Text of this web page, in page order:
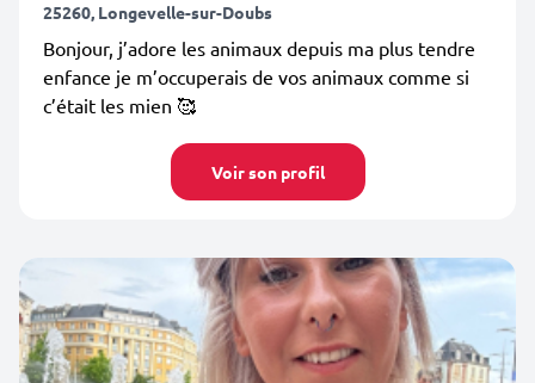
25260, Longevelle-sur-Doubs
Bonjour, j’adore les animaux depuis ma plus tendre
enfance je m’occuperais de vos animaux comme si
c’était les mien 🥰
Voir son profil